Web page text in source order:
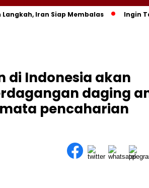
Iran Siap Membalas Ingin
di Indonesia akan
daging
pencaharian